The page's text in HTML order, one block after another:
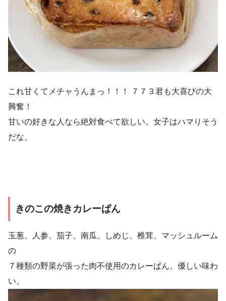
これ甘くてメチャうんまっ！！！ ７７３君も大喜びの大
興奮！
甘いの好きな人なら絶対食べて欲しい。女子はハマりそう
だな。
きのこの焼きカレーぱん
玉葱、人参、茄子、南瓜、しめじ、椎茸、マッシュルーム
の
７種類の野菜が張った肉不使用のカレーぱん。優しい味わ
い。